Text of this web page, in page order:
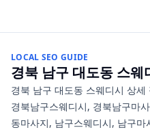
LOCAL SEO GUIDE
경북 남구 대도동 스웨
경북 남구 대도동 스웨디시 상
경북남구스웨디시, 경북남구마
동마사지, 남구스웨디시, 남구